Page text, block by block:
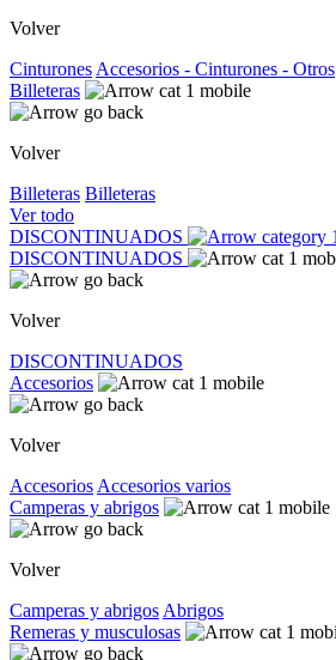
Volver
Cinturones Accesorios - Cinturones - Otros
Billeteras
Volver
Billeteras Billeteras
Ver todo
DISCONTINUADOS
DISCONTINUADOS
Volver
DISCONTINUADOS
Accesorios
Volver
Accesorios Accesorios varios
Camperas y abrigos
Volver
Camperas y abrigos Abrigos
Remeras y musculosas